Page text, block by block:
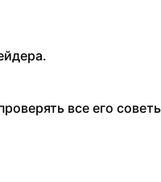
все его